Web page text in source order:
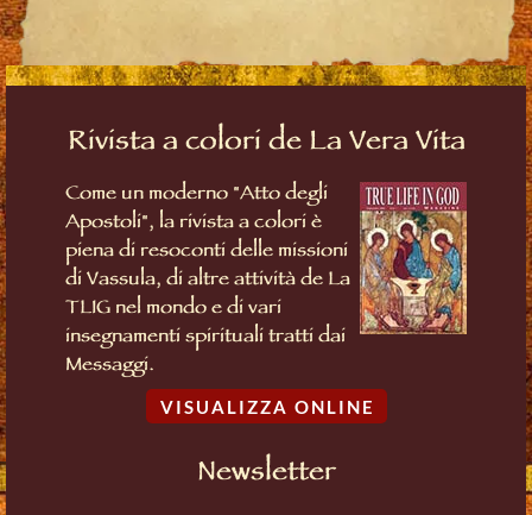
Rivista a colori de La Vera Vita
Come un moderno "Atto degli
Apostoli", la rivista a colori è
piena di resoconti delle missioni
di Vassula, di altre attività de La
TLIG nel mondo e di vari
insegnamenti spirituali tratti dai
Messaggi.
VISUALIZZA ONLINE
Newsletter